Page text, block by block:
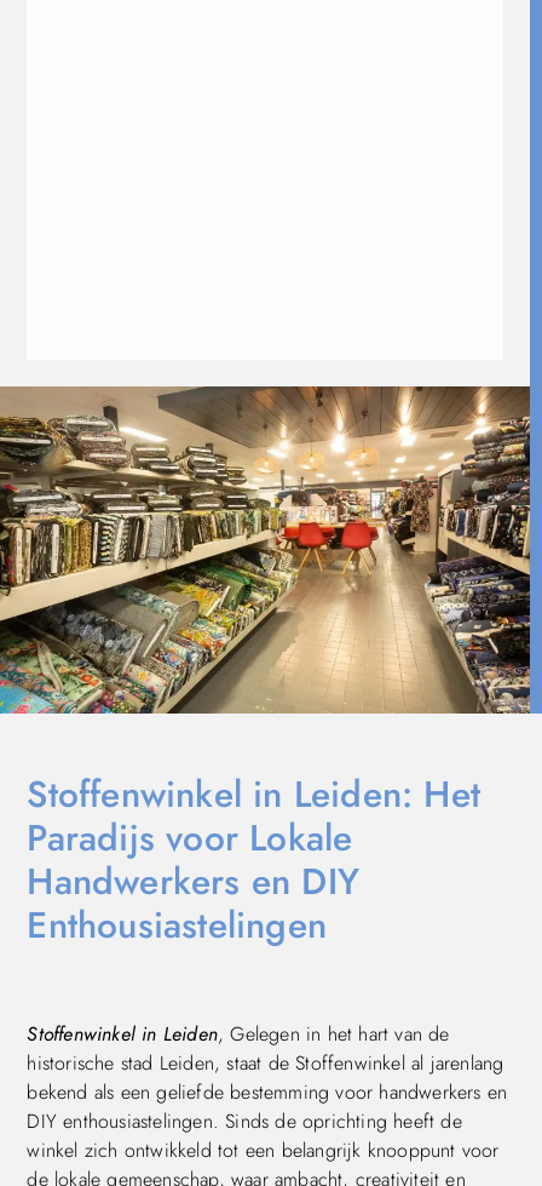
Stoffenwinkel in Leiden: Het
Paradijs voor Lokale
Handwerkers en DIY
Enthousiastelingen
Stoffenwinkel in Leiden, Gelegen in het hart van de
historische stad Leiden, staat de Stoffenwinkel al jarenlang
bekend als een geliefde bestemming voor handwerkers en
DIY enthousiastelingen. Sinds de oprichting heeft de
winkel zich ontwikkeld tot een belangrijk knooppunt voor
de lokale gemeenschap, waar ambacht, creativiteit en